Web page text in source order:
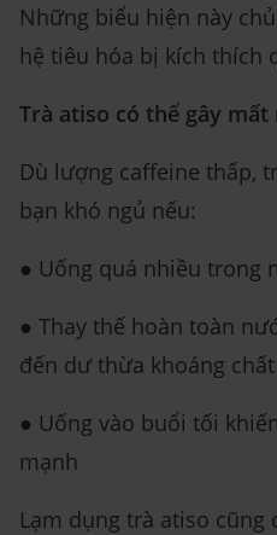
Những biểu hiện này
hệ tiêu hóa bị kích thích
Trà atiso có thể gây mất
Dù lượng caffeine thấp,
bạn khó ngủ nếu:
● Uống quá nhiều trong
● Thay thế hoàn toàn
đến dư thừa khoáng chất
● Uống vào buổi tối
mạnh
Lạm dụng trà atiso cũng